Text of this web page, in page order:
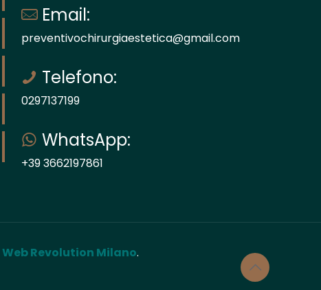
Email:
preventivochirurgiaestetica@gmail.com
Telefono:
0297137199
WhatsApp:
+39 3662197861
Web Revolution Milano.